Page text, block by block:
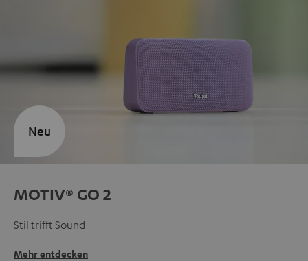
MOTIV® GO 2
Stil trifft Sound
Mehr entdecken
Neu